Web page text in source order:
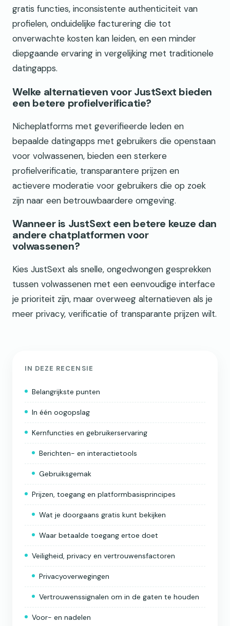
gratis functies, inconsistente authenticiteit van
profielen, onduidelijke facturering die tot
onverwachte kosten kan leiden, en een minder
diepgaande ervaring in vergelijking met traditionele
datingapps.
Welke alternatieven voor JustSext bieden
een betere profielverificatie?
Nicheplatforms met geverifieerde leden en
bepaalde datingapps met gebruikers die openstaan
voor volwassenen, bieden een sterkere
profielverificatie, transparantere prijzen en
actievere moderatie voor gebruikers die op zoek
zijn naar een betrouwbaardere omgeving.
Wanneer is JustSext een betere keuze dan
andere chatplatformen voor
volwassenen?
Kies JustSext als snelle, ongedwongen gesprekken
tussen volwassenen met een eenvoudige interface
je prioriteit zijn, maar overweeg alternatieven als je
meer privacy, verificatie of transparante prijzen wilt.
IN DEZE RECENSIE
Belangrijkste punten
In één oogopslag
Kernfuncties en gebruikerservaring
Berichten- en interactietools
Gebruiksgemak
Prijzen, toegang en platformbasisprincipes
Wat je doorgaans gratis kunt bekijken
Waar betaalde toegang ertoe doet
Veiligheid, privacy en vertrouwensfactoren
Privacyoverwegingen
Vertrouwenssignalen om in de gaten te houden
Voor- en nadelen